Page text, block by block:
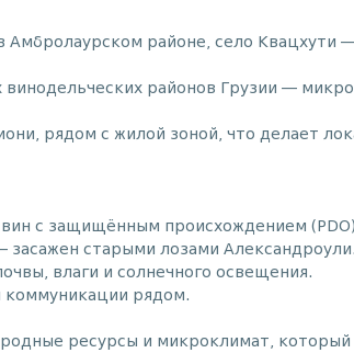
Амбролаурском районе, село Квацхути
районов Грузии —
рядом с жилой зоной, что делает
вин с защищённым происхождением
старыми лозами Александроули.
влаги и солнечного освещения.
коммуникации рядом.
ресурсы и микроклимат,